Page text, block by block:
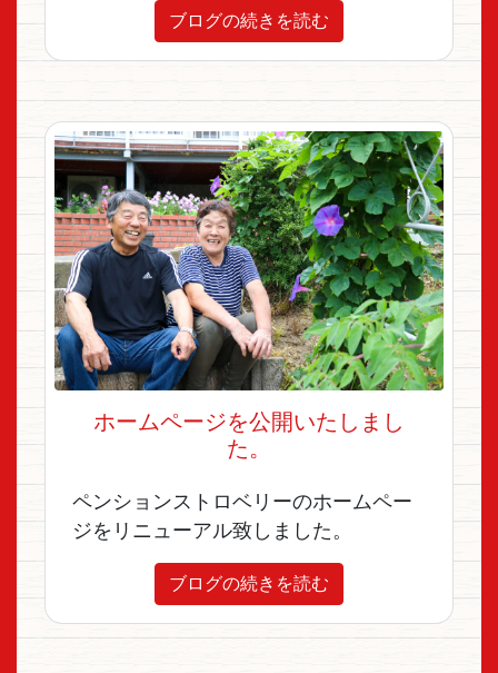
ブログの続きを読む
ホームページを公開いたしまし
た。
ペンションストロベリーのホームペー
ジをリニューアル致しました。
ブログの続きを読む